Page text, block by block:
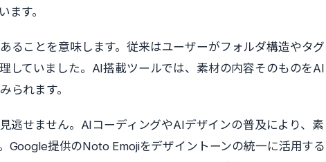
ます。
ることを意味します。従来はユーザーがフォルダ構造やタグ
していました。AI搭載ツールでは、素材の内容そのものをAI
られます。
逃せません。AIコーディングやAIデザインの普及により、素
Google提供のNoto Emojiをデザイントーンの統一に活用する